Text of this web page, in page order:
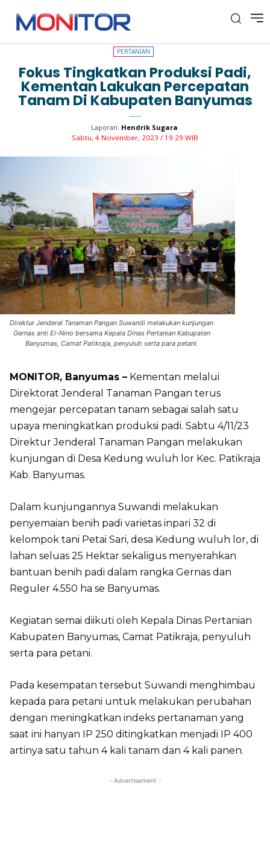
PERTANIAN
PERTANIAN
Fokus Tingkatkan Produksi Padi,
Kementan Lakukan Percepatan
Tanam Di Kabupaten Banyumas
Laporan: Hendrik Sugara
Sabtu, 4 November, 2023 / 19:29 WIB
Direktur Jenderal Tanaman Pangan Suwandi melakukan kunjungan
Gernas anti El-Nino bersama Kepala Dinas Pertanian Kabupaten
Banyumas, Camat Patikraja, penyuluh serta para petani.
MONITOR, Banyumas – Kementan melalui
Direktorat Jenderal Tanaman Pangan terus
mengejar percepatan tanam sebagai salah satu
upaya meningkatkan produksi padi. Sabtu 4/11/23
Direktur Jenderal Tanaman Pangan melakukan
kunjungan di Desa Kedung wuluh lor Kec. Patikraja
Kab. Banyumas.
Dalam kunjungannya Suwandi melakukan
penyemaian benih padi varietas inpari 32 di
kelompok tani Petai Sari, desa Kedung wuluh lor, di
lahan seluas 25 Hektar sekaligus menyerahkan
bantuan benih padi dalam rangka Gernas dan
Reguler 4.550 ha se Banyumas.
Kegiatan semai diikuti oleh Kepala Dinas Pertanian
Kabupaten Banyumas, Camat Patikraja, penyuluh
serta para petani.
Pada kesempatan tersebut Suwandi menghimbau
kepada para petani untuk melakukan perubahan
dengan meningkatkan indeks pertanaman yang
saat ini hanyan IP 250 ditingkatkan menjadi IP 400
artinya satu tahun 4 kali tanam dan 4 kali panen.
- Advertisement -